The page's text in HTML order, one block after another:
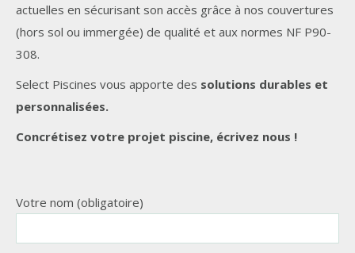
actuelles en sécurisant son accès grâce à nos couvertures
(hors sol ou immergée) de qualité et aux normes NF P90-
308.
Select Piscines vous apporte des solutions durables et
personnalisées.
Concrétisez votre projet piscine, écrivez nous !
Votre nom (obligatoire)